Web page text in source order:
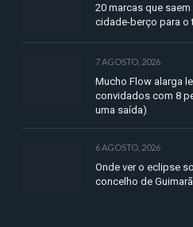
20 marcas que
cidade-berço para o
7 AGOSTO, 2026
Mucho Flow alarga
convidados com 8
uma saída)
6 AGOSTO, 2026
Onde ver o eclipse
concelho de